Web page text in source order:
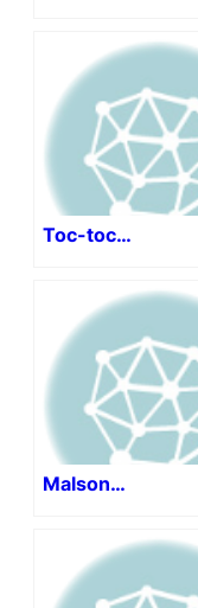
Toc-toc…
Malson…